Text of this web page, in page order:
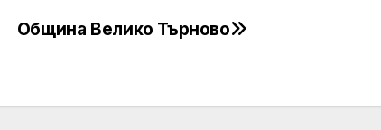
Община Велико Търново